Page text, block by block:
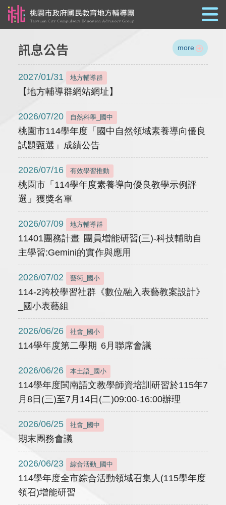
訊息公告 more
2027/01/31 地方輔導群
【地方輔導群網站網址】
2026/07/20 自然科學_國中
桃園市114學年度「國中自然領域素養導向優良
試題甄選」成績公告
2026/07/16 有效學習推動
桃園市「114學年度素養導向優良教學示例評
選」獲獎名單
2026/07/09 地方輔導群
11401團務計畫 團員增能研習(三)-科技輔助自
主學習:Gemini的實作與應用
2026/07/02 藝術_國小
114-2跨校學習社群《數位融入表藝教案設計》
_國小表藝組
2026/06/26 社會_國小
114學年度第二學期 6月聯席會議
2026/06/26 本土語_國小
114學年度閩南語文教學師資培訓研習於115年7
月8日(三)至7月14日(二)09:00-16:00辦理
2026/06/25 社會_國中
期末團務會議
2026/06/23 綜合活動_國中
114學年度全市綜合活動領域召集人(115學年度
領召)增能研習